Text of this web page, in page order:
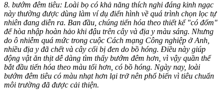
8. bướ‌ּm đê‌ּm tiêu: Loài bọ có khả năng thích nghi đáng kinh ngạc
này thường được dùng làm ví dụ điển hình về quá trình chọn lọc tự
nhiên đang diễn ra. Ban đầu, chúng tiến hóa theo thiết kế "có đốm"
để hòa nhập hoàn hảo khi đậu trên cây và địa y màu sáng. Nhưng
do ô nhiễm quá mức trong cuộc Cách mạng Công nghiệp ở Anh,
nhiều địa y đã chết và cây cối bị đen do bồ hóng. Điều này giúp
động vật ăn thịt dễ dàng tìm thấy bướ‌ּm đê‌ּm hơn, vì vậy quần thể
bắt đầu tiến hóa theo màu tối hơn, có bồ hóng. Ngày nay, loài
bướ‌ּm đê‌ּm tiêu có màu nhạt hơn lại trở nên phổ biến vì tiêu chuẩn
môi trường đã được cải thiện.